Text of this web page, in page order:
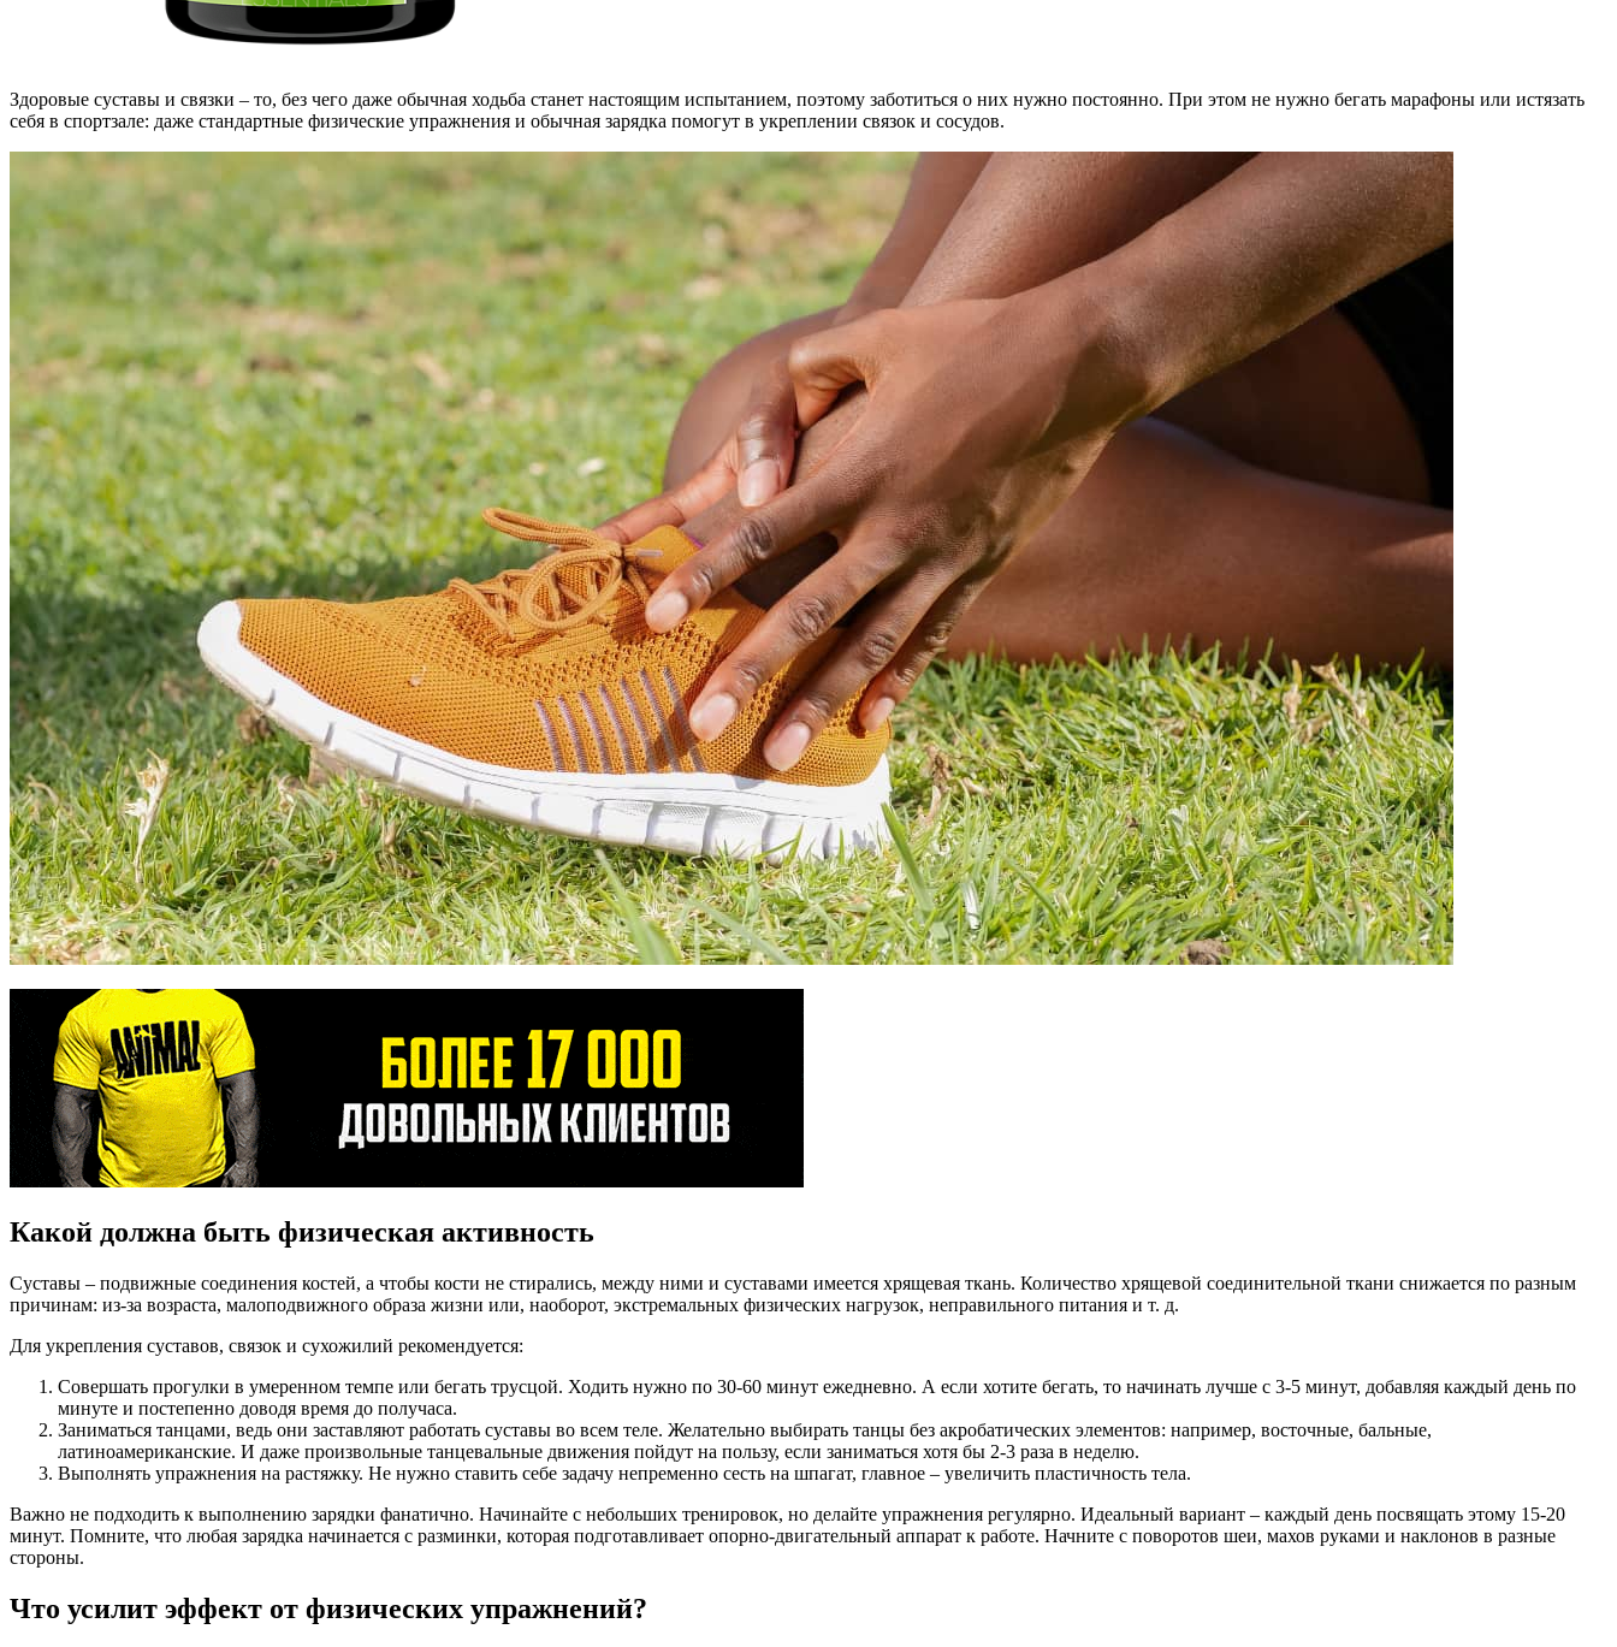
Здоровые суставы и связки – то, без чего даже обычная ходьба станет настоящим испытанием, поэтому заботиться о них нужно постоянно. При этом не нужно бегать марафоны или истязать
себя в спортзале: даже стандартные физические упражнения и обычная зарядка помогут в укреплении связок и сосудов.
Какой должна быть физическая активность
Суставы – подвижные соединения костей, а чтобы кости не стирались, между ними и суставами имеется хрящевая ткань. Количество хрящевой соединительной ткани снижается по разным
причинам: из-за возраста, малоподвижного образа жизни или, наоборот, экстремальных физических нагрузок, неправильного питания и т. д.
Для укрепления суставов, связок и сухожилий рекомендуется:
Совершать прогулки в умеренном темпе или бегать трусцой. Ходить нужно по 30-60 минут ежедневно. А если хотите бегать, то начинать лучше с 3-5 минут, добавляя каждый день по
минуте и постепенно доводя время до получаса.
Заниматься танцами, ведь они заставляют работать суставы во всем теле. Желательно выбирать танцы без акробатических элементов: например, восточные, бальные,
латиноамериканские. И даже произвольные танцевальные движения пойдут на пользу, если заниматься хотя бы 2-3 раза в неделю.
Выполнять упражнения на растяжку. Не нужно ставить себе задачу непременно сесть на шпагат, главное – увеличить пластичность тела.
Важно не подходить к выполнению зарядки фанатично. Начинайте с небольших тренировок, но делайте упражнения регулярно. Идеальный вариант – каждый день посвящать этому 15-20
минут. Помните, что любая зарядка начинается с разминки, которая подготавливает опорно-двигательный аппарат к работе. Начните с поворотов шеи, махов руками и наклонов в разные
стороны.
Что усилит эффект от физических упражнений?